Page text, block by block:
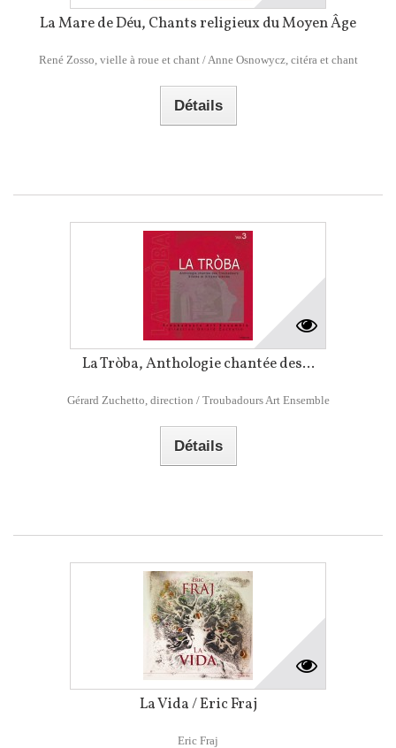
La Mare de Déu, Chants religieux du Moyen Âge
René Zosso, vielle à roue et chant / Anne Osnowycz, citéra et chant
Détails
La Tròba, Anthologie chantée des...
Gérard Zuchetto, direction / Troubadours Art Ensemble
Détails
La Vida / Eric Fraj
Eric Fraj